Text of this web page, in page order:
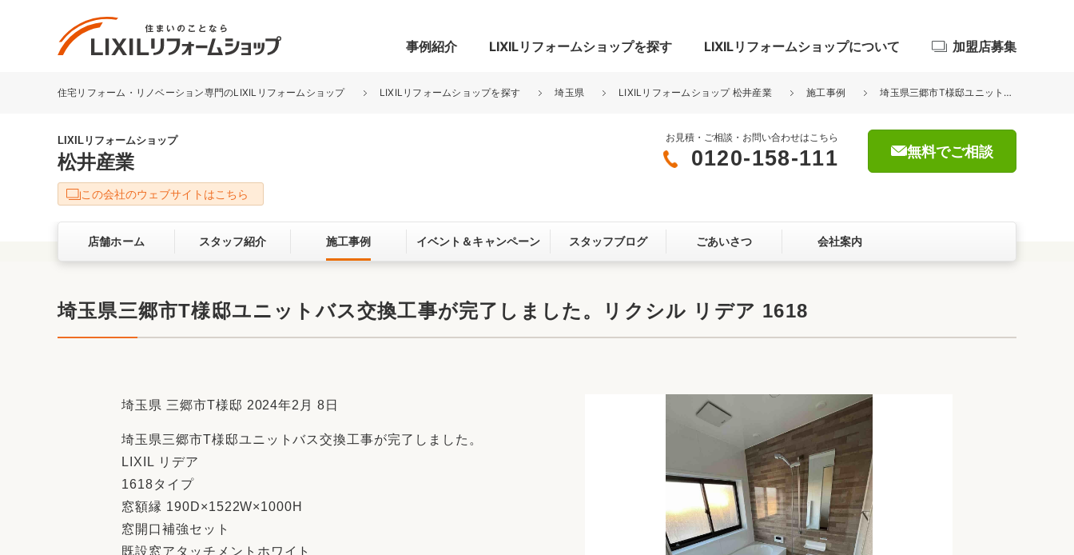
事例紹介
リフォーム事例を探す
キッチン
洗面化粧室 トイレ 玄関まわり 門まわり 屋根・外壁
ベランダ・バルコニー ガーデンスペース カースペース
お客さまの声 3Dシミュレーション
LIXILリフォームショップを探す LIXILリフォームショップについて
LIXILリフォームショップについて
サービス向上・品質改善の取り組み お客さま満足度アンケート
ここちいい暮らしをつくる、価値・性能向上
リフォームアクセル
加盟店募集
住宅リフォーム・リノベーション専門のLIXILリフォームショップ LIXILリフォームショップを探す 埼玉県 LIXILリフォームショップ 松井産業 施工事例 埼玉県三郷市T様邸ユニットバス交換工事が完了しました。リクシル リデア 1618
LIXILリフォームショップ
松井産業
お見積・ご相談・お問い合わせはこちら
0120-158-111 無料でご相談
この会社のウェブサイトはこちら
店舗ホーム スタッフ紹介 施工事例 イベント＆キャンペーン スタッフブログ ごあいさつ 会社案内
埼玉県三郷市T様邸ユニットバス交換工事が完了しました。リクシル リデア 1618
埼玉県 三郷市T様邸 2024年2月 8日
埼玉県三郷市T様邸ユニットバス交換工事が完了しました。
LIXIL リデア
1618タイプ
窓額縁 190D×1522W×1000H
窓開口補強セット
既設窓アタッチメントホワイト